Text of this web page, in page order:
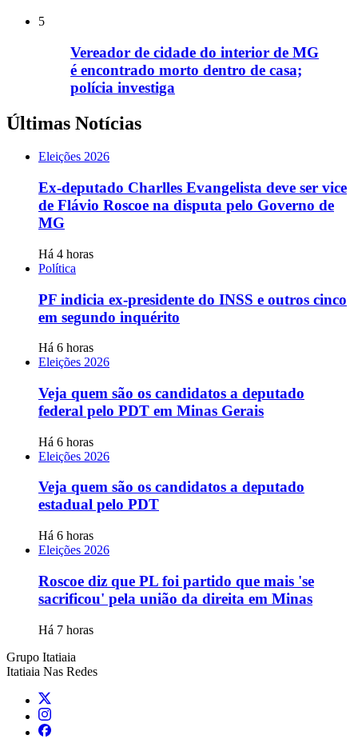
5
Vereador de cidade do interior de MG
é encontrado morto dentro de casa;
polícia investiga
Últimas Notícias
Eleições 2026
Ex-deputado Charlles Evangelista deve ser vice
de Flávio Roscoe na disputa pelo Governo de
MG
Há 4 horas
Política
PF indicia ex-presidente do INSS e outros cinco
em segundo inquérito
Há 6 horas
Eleições 2026
Veja quem são os candidatos a deputado
federal pelo PDT em Minas Gerais
Há 6 horas
Eleições 2026
Veja quem são os candidatos a deputado
estadual pelo PDT
Há 6 horas
Eleições 2026
Roscoe diz que PL foi partido que mais 'se
sacrificou' pela união da direita em Minas
Há 7 horas
Grupo Itatiaia
Itatiaia Nas Redes